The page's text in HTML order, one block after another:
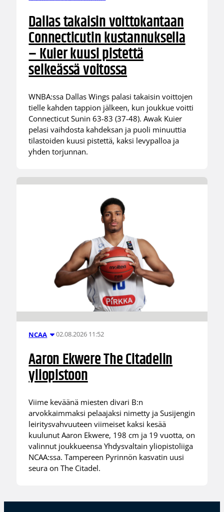
Dallas takaisin voittokantaan
Connecticutin kustannuksella
– Kuier kuusi pistettä
selkeässä voitossa
WNBA:ssa Dallas Wings palasi takaisin voittojen
tielle kahden tappion jälkeen, kun joukkue voitti
Connecticut Sunin 63-83 (37-48). Awak Kuier
pelasi vaihdosta kahdeksan ja puoli minuuttia
tilastoiden kuusi pistettä, kaksi levypalloa ja
yhden torjunnan.
NCAA 02.08.2026 11:52
Aaron Ekwere The Citadelin
yliopistoon
Viime keväänä miesten divari B:n
arvokkaimmaksi pelaajaksi nimetty ja Susijengin
leiritysvahvuuteen viimeiset kaksi kesää
kuulunut Aaron Ekwere, 198 cm ja 19 vuotta, on
valinnut joukkueensa Yhdysvaltain yliopistoliiga
NCAA:ssa. Tampereen Pyrinnön kasvatin uusi
seura on The Citadel.